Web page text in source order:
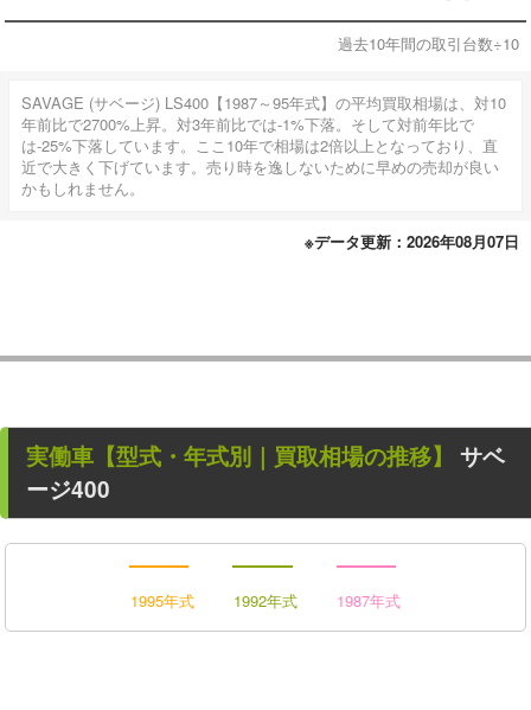
過去10年間の取引台数÷10
SAVAGE (サベージ) LS400【1987～95年式】の平均買取相場は、対10
年前比で2700%上昇。対3年前比では-1%下落。そして対前年比で
は-25%下落しています。ここ10年で相場は2倍以上となっており、直
近で大きく下げています。売り時を逸しないために早めの売却が良い
かもしれません。
※データ更新：2026年08月07日
実働車 【型式・年式別｜買取相場の推移】 サベ
ージ400
1995年式 1992年式 1987年式